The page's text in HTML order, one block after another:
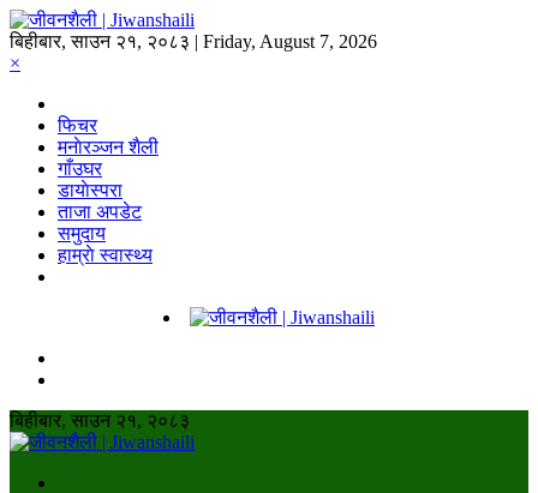
बिहीबार, साउन २१, २०८३ | Friday, August 7, 2026
×
फिचर
मनाेरञ्जन शैली
गाँउघर
डायाेस्परा
ताजा अपडेट
समुदाय
हाम्राे स्वास्थ्य
बिहीबार, साउन २१, २०८३